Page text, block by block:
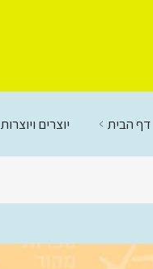
דף הבית יוצרים ויוצרות